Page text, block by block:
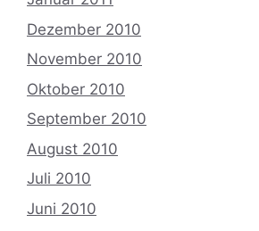
Dezember 2010
November 2010
Oktober 2010
September 2010
August 2010
Juli 2010
Juni 2010